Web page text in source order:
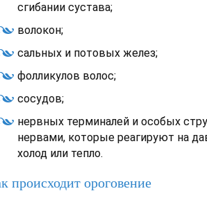
сгибании сустава;
волокон;
сальных и потовых желез;
фолликулов волос;
сосудов;
нервных терминалей и особых
нервами, которые реагируют на
холод или тепло.
происходит ороговение